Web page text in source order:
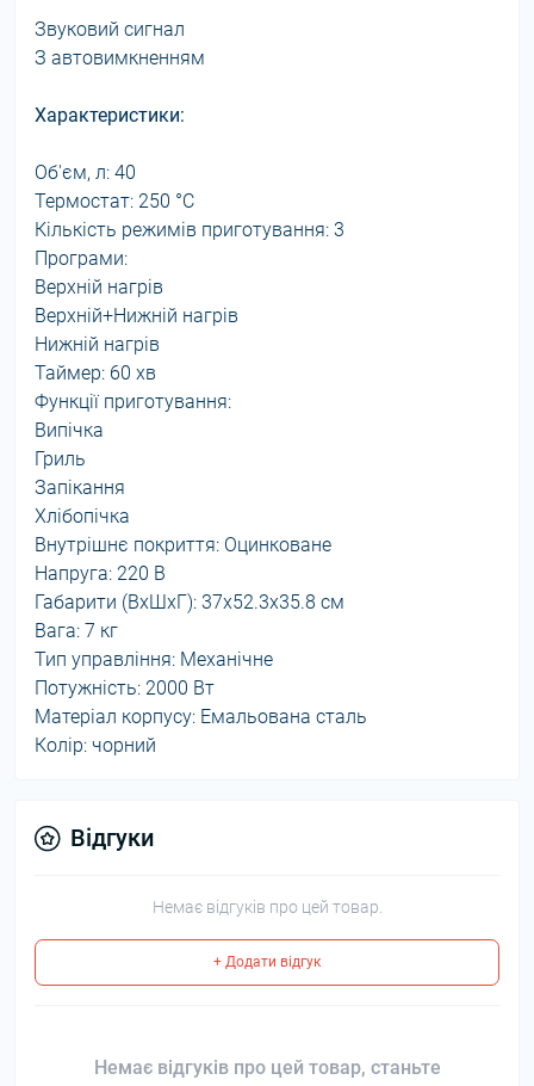
Звуковий сигнал
З автовимкненням
Характеристики:
Об'єм, л: 40
Термостат: 250 °С
Кількість режимів приготування: 3
Програми:
Верхній нагрів
Верхній+Нижній нагрів
Нижній нагрів
Таймер: 60 хв
Функції приготування:
Випічка
Гриль
Запікання
Хлібопічка
Внутрішнє покриття: Оцинковане
Напруга: 220 В
Габарити (ВхШхГ): 37х52.3х35.8 см
Вага: 7 кг
Тип управління: Механічне
Потужність: 2000 Вт
Матеріал корпусу: Емальована сталь
Колір: чорний
Відгуки
Немає відгуків про цей товар.
+ Додати відгук
Немає відгуків про цей товар, станьте